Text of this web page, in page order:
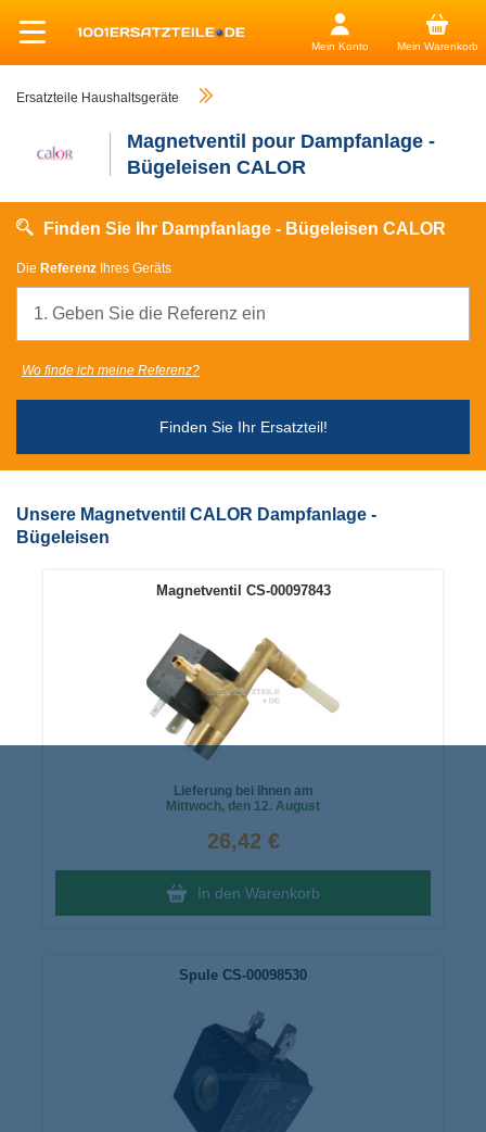
Mein Konto Mein Warenkorb
Ersatzteile Haushaltsgeräte
Magnetventil pour Dampfanlage -
Bügeleisen CALOR
Finden Sie Ihr Dampfanlage - Bügeleisen CALOR
Die Referenz Ihres Geräts
Finden Sie Ihr Ersatzteil!
Wo finde ich meine Referenz?
Unsere Magnetventil CALOR Dampfanlage -
Bügeleisen
Magnetventil CS-00097843
Lieferung bei Ihnen am
Mittwoch, den 12. August
26,42 €
In den Warenkorb
Spule CS-00098530